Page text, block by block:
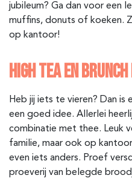
jubileum? Ga dan voor een
muffins, donuts of koeken.
op kantoor!
HIGH TEA EN
Heb jij iets te vieren? Dan is
een goed idee. Allerlei
combinatie met thee. Leuk
familie, maar ook op
even iets anders. Proef
proeverij van belegde